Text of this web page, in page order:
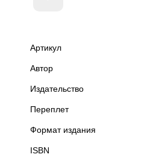
Артикул
Автор
Издательство
Переплет
Формат издания
ISBN